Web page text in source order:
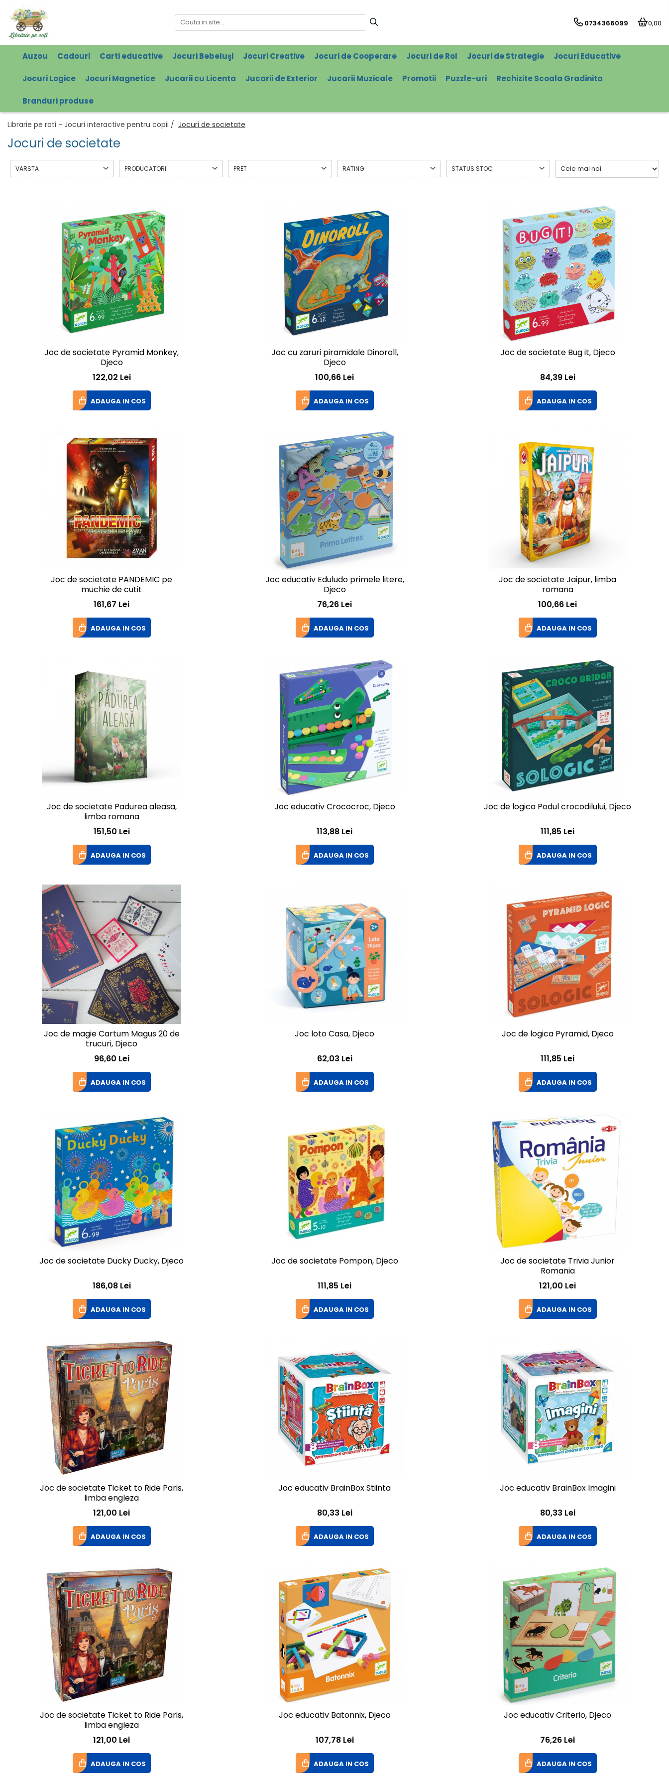
0734366099 0,00
Auzou Cadouri Carti educative Jocuri Bebeluşi Jocuri Creative Jocuri de Cooperare Jocuri de Rol Jocuri de Strategie Jocuri Educative
Jocuri Logice Jocuri Magnetice Jucarii cu Licenta Jucarii de Exterior Jucarii Muzicale Promotii Puzzle-uri Rechizite Scoala Gradinita
Branduri produse
Librarie pe roti - Jocuri interactive pentru copii / Jocuri de societate
Jocuri de societate
VARSTA PRODUCATORI PRET RATING STATUS STOC
Joc de societate Pyramid Monkey,
Djeco
122,02 Lei
ADAUGA IN COS
Joc cu zaruri piramidale Dinoroll,
Djeco
100,66 Lei
ADAUGA IN COS
Joc de societate Bug it, Djeco
84,39 Lei
ADAUGA IN COS
Joc de societate PANDEMIC pe
muchie de cutit
161,67 Lei
ADAUGA IN COS
Joc educativ Eduludo primele litere,
Djeco
76,26 Lei
ADAUGA IN COS
Joc de societate Jaipur, limba
romana
100,66 Lei
ADAUGA IN COS
Joc de societate Padurea aleasa,
limba romana
151,50 Lei
ADAUGA IN COS
Joc educativ Crococroc, Djeco
113,88 Lei
ADAUGA IN COS
Joc de logica Podul crocodilului, Djeco
111,85 Lei
ADAUGA IN COS
Joc de magie Cartum Magus 20 de
trucuri, Djeco
96,60 Lei
ADAUGA IN COS
Joc loto Casa, Djeco
62,03 Lei
ADAUGA IN COS
Joc de logica Pyramid, Djeco
111,85 Lei
ADAUGA IN COS
Joc de societate Ducky Ducky, Djeco
186,08 Lei
ADAUGA IN COS
Joc de societate Pompon, Djeco
111,85 Lei
ADAUGA IN COS
Joc de societate Trivia Junior
Romania
121,00 Lei
ADAUGA IN COS
Joc de societate Ticket to Ride Paris,
limba engleza
121,00 Lei
ADAUGA IN COS
Joc educativ BrainBox Stiinta
80,33 Lei
ADAUGA IN COS
Joc educativ BrainBox Imagini
80,33 Lei
ADAUGA IN COS
Joc de societate Ticket to Ride Paris,
limba engleza
121,00 Lei
ADAUGA IN COS
Joc educativ Batonnix, Djeco
107,78 Lei
ADAUGA IN COS
Joc educativ Criterio, Djeco
76,26 Lei
ADAUGA IN COS